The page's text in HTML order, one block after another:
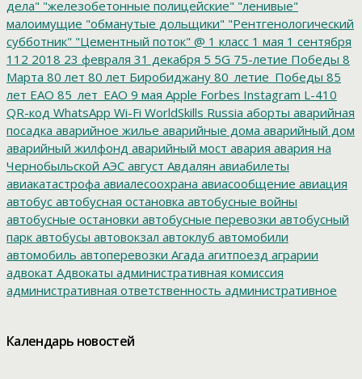
дела" "железобетонные полицейские" "ленивые"
малоимущие "обманутые дольщики" "Рентгенологический
субботник" "Цементный поток" @ 1 класс 1 мая 1 сентября
112 2018 23 февраля 31 декабря 5 5G 75-летие Победы 8
Марта 80 лет 80 лет Биробиджану 80_летие_Победы 85
лет ЕАО 85_лет_ЕАО 9 мая Apple Forbes Instagram L-410
QR-код WhatsApp Wi-Fi WorldSkills Russia аборты аварийная
посадка аварийное жилье аварийные дома аварийный дом
аварийный жилфонд аварийный мост авария авария на
Чернобыльской АЭС август Авдалян авиабилеты
авиакатастрофа авиалесоохрана авиасообщение авиация
автобус автобусная остановка автобусные войны
автобусные остановки автобусные перевозки автобусный
парк автобусы автовокзал автоклуб автомобили
автомобиль автоперевозки Агада агитпоезд аграрии
адвокат Адвокаты административная комиссия
административная ответственность административное
БуксманАлександр Винников
Календарь новостей